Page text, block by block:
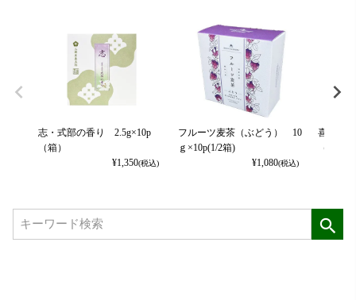
志・式部の香り 2.5g×10p
（箱）
¥1,350(税込)
フルーツ麦茶（ぶどう） 10
ｇ×10p(1/2箱)
¥1,080(税込)
喜・式
（箱）